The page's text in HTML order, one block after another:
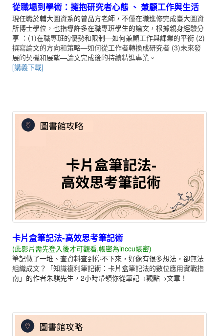
從職場到學術：擁抱研究者心態 、 兼顧工作與生活
現任職於輔大圖資系的曾品方老師，不僅在職進修完成臺大圖資
所博士學位，也指導許多在職專班學生的論文，根據親身經驗分
享 ：(1)在職專班的優勢和限制—如何兼顧工作與課業的平衡 (2)
撰寫論文的方向和策略—如何從工作者轉換成研究者 (3)未來發
展的契機和展望—論文完成後的持續精進專業。
[講義下載]
卡片盒筆記法-高效思考筆記術
(此影片需先登入後才可觀看,帳密為inccu帳密)
筆記做了一堆、查資料查到停不下來，好像有很多想法，卻無法
組織成文？「知識複利筆記術：卡片盒筆記法的數位應用實戰指
南」的作者朱騏先生，2小時帶領你從筆記→觀點→文章！